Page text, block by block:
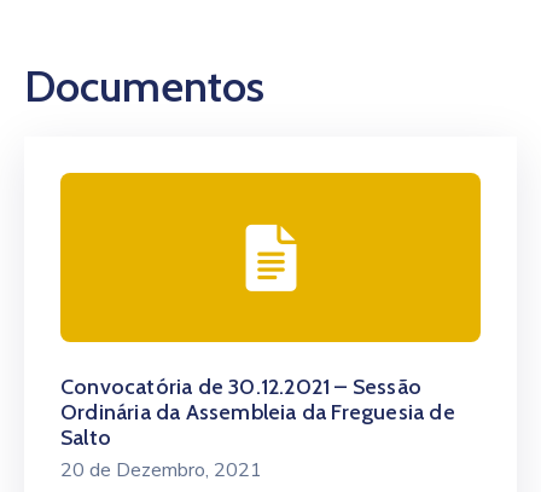
Documentos
Convocatória de 30.12.2021 – Sessão
Ordinária da Assembleia da Freguesia de
Salto
20 de Dezembro, 2021